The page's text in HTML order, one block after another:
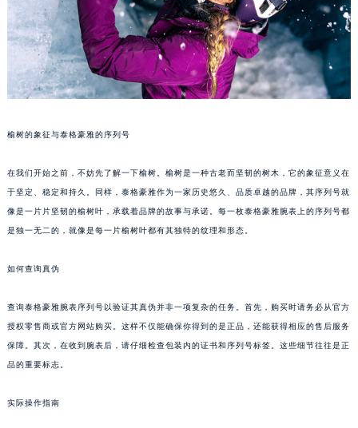
榆树的象征与泰格豪雅的序列号
在我们开始之前，不妨先了解一下榆树。榆树是一种古老而坚韧的树木，它的象征意义在
于坚定、稳定和持久。同样，泰格豪雅作为一家历史悠久、品质卓越的品牌，其序列号就
像是一片片坚韧的榆树叶，承载着品牌的故事与承诺。每一枚泰格豪雅腕表上的序列号都
是独一无二的，就像是每一片榆树叶都有其独特的纹理和形态。
如何查询真伪
查询泰格豪雅腕表序列号以验证其真伪并非一项复杂的任务。首先，购买时请务必从官方
授权零售商或官方网站购买。这样不仅能确保你得到的是正品，还能获得相应的售后服务
保障。其次，在收到腕表后，请仔细检查包装内的证书和序列号标签。这些细节往往是正
品的重要标志。
实际操作指南